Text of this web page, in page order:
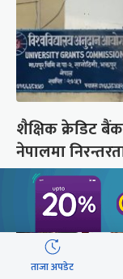
शैक्षिक क्रेडिट
नेपालमा
ताजा अपडेट